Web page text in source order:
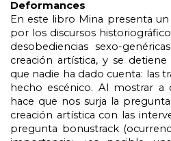
Deformances
En este libro Mina presenta
por los discursos
desobediencias sexo-
creación artística, y se
que nadie ha dado cuenta: las
hecho escénico. Al mostrar a
hace que nos surja la
creación artística con las
pregunta bonustrack